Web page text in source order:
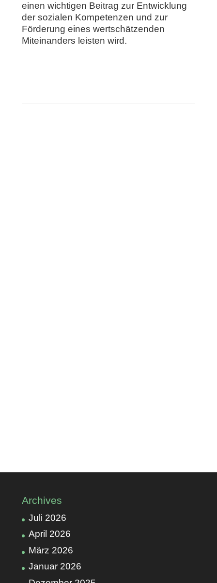
einen wichtigen Beitrag zur Entwicklung
der sozialen Kompetenzen und zur
Förderung eines wertschätzenden
Miteinanders leisten wird.
Archives
Juli 2026
April 2026
März 2026
Januar 2026